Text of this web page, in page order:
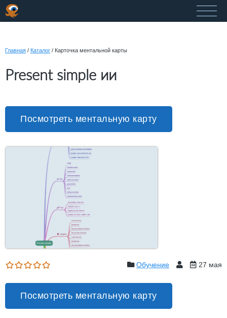
Главная / Каталог / Карточка ментальной карты
Present simple ии
Посмотреть ментальную карту
Обучение 27 мая
Посмотреть ментальную карту